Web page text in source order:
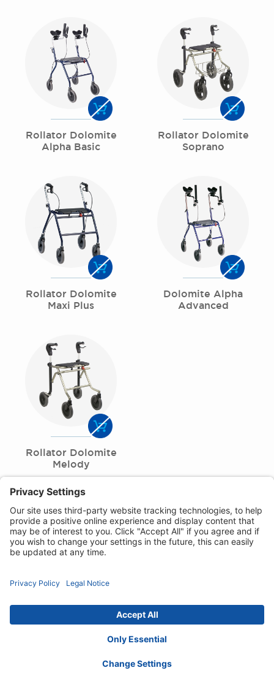
Rollator Dolomite
Alpha Basic
Rollator Dolomite
Soprano
Rollator Dolomite
Maxi Plus
Dolomite Alpha
Advanced
Rollator Dolomite
Melody
Politique de confidentialité
clause de non-responsabilité
Déclaration
Contact :switzerland@invacare.com
© 2026 Invacare International GmbH. Tous